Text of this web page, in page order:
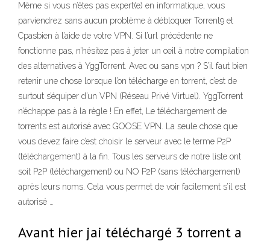
Même si vous n’êtes pas expert(e) en informatique, vous
parviendrez sans aucun problème à débloquer Torrent9 et
Cpasbien à l’aide de votre VPN. Si l’url précédente ne
fonctionne pas, n’hésitez pas à jeter un oeil à notre compilation
des alternatives à YggTorrent. Avec ou sans vpn ? S’il faut bien
retenir une chose lorsque l’on télécharge en torrent, c’est de
surtout s’équiper d’un VPN (Réseau Privé Virtuel). YggTorrent
n’échappe pas à la règle ! En effet, Le téléchargement de
torrents est autorisé avec GOOSE VPN. La seule chose que
vous devez faire c’est choisir le serveur avec le terme P2P
(téléchargement) à la fin. Tous les serveurs de notre liste ont
soit P2P (téléchargement) ou NO P2P (sans téléchargement)
après leurs noms. Cela vous permet de voir facilement s’il est
autorisé …
Avant hier jai téléchargé 3 torrent a